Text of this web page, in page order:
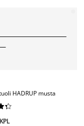
HADRUP musta

